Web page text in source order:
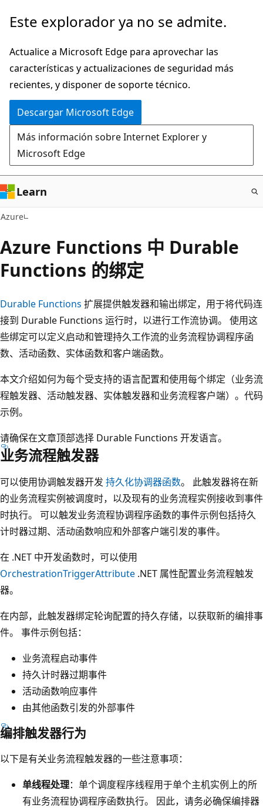
Ir
contenido
principal
Este explorador ya no se admite.
Actualice a Microsoft Edge para aprovechar las
características y actualizaciones de seguridad más
recientes, y disponer de soporte técnico.
Descargar Microsoft Edge
Más información sobre Internet Explorer y
Microsoft Edge
Learn
Azure
Azure Functions 中 Durable
Functions 的绑定
Durable Functions 扩展提供触发器和输出绑定，用于将代码连
接到 Durable Functions 运行时，以进行工作流协调。 使用这
些绑定可以定义启动和管理持久工作流的业务流程协调程序函
数、活动函数、实体函数和客户端函数。
本文介绍如何为每个受支持的语言配置和使用每个绑定（业务流
程触发器、活动触发器、实体触发器和业务流程客户端）。代码
示例。
请确保在文章顶部选择 Durable Functions 开发语言。
业务流程触发器
可以使用协调触发器开发 持久化协调器函数。 此触发器将在新
的业务流程实例被调度时，以及现有的业务流程实例接收到事件
时执行。 可以触发业务流程协调程序函数的事件示例包括持久
计时器过期、活动函数响应和外部客户端引发的事件。
在 .NET 中开发函数时，可以使用
OrchestrationTriggerAttribute .NET 属性配置业务流程触发
器。
在内部，此触发器绑定轮询配置的持久存储，以获取新的编排事
件。 事件示例包括：
业务流程启动事件
持久计时器过期事件
活动函数响应事件
由其他函数引发的外部事件
编排触发器行为
以下是有关业务流程触发器的一些注意事项：
单线程处理：单个调度程序线程用于单个主机实例上的所
有业务流程协调程序函数执行。 因此，请务必确保编排器